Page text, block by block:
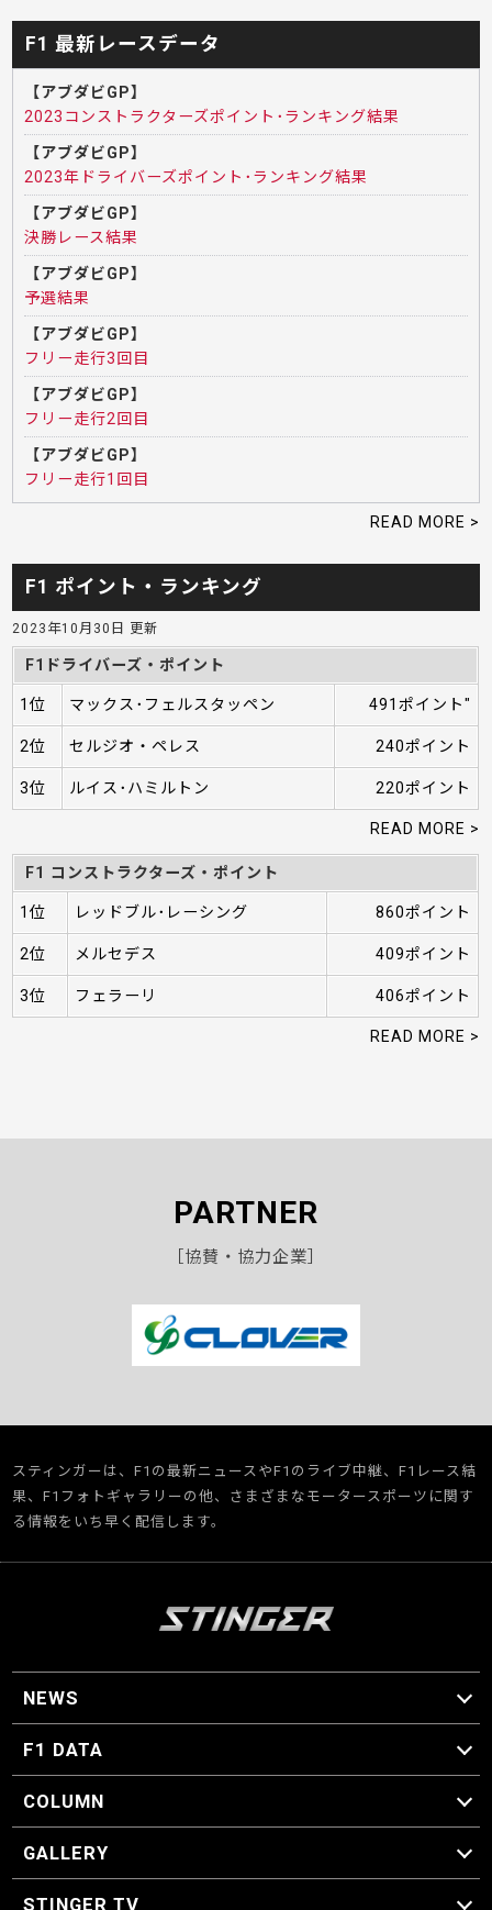
F1 最新レースデータ
【アブダビGP】
2023コンストラクターズポイント･ランキング結果
【アブダビGP】
2023年ドライバーズポイント･ランキング結果
【アブダビGP】
決勝レース結果
【アブダビGP】
予選結果
【アブダビGP】
フリー走行3回目
【アブダビGP】
フリー走行2回目
【アブダビGP】
フリー走行1回目
READ MORE >
F1 ポイント・ランキング
2023年10月30日 更新
F1ドライバーズ・ポイント
1位 マックス･フェルスタッペン 491ポイント"
2位 セルジオ・ペレス 240ポイント
3位 ルイス･ハミルトン 220ポイント
READ MORE >
F1 コンストラクターズ・ポイント
1位 レッドブル･レーシング 860ポイント
2位 メルセデス 409ポイント
3位 フェラーリ 406ポイント
READ MORE >
PARTNER
［協賛・協力企業］
スティンガーは、F1の最新ニュースやF1のライブ中継、F1レース結
果、F1フォトギャラリーの他、さまざまなモータースポーツに関す
る情報をいち早く配信します。
NEWS
F1 ニュース
F1 DATA
F1 日程
F1 データ
COLUMN
マイ・ワンダフル・サーキット
スクーデリア・一方通行
F1に燃え、ゴルフに泣く日々。
スティングくんの部屋
GALLERY
GALLERY
STINGER TV